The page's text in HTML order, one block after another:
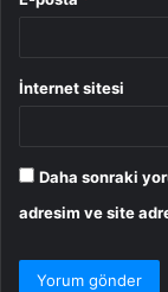
İnternet sitesi
Daha sonraki
adresim ve site